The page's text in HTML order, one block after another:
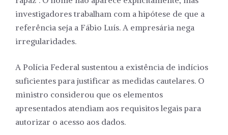
investigadores trabalham com a hipótese de que a
referência seja a Fábio Luís. A empresária nega
irregularidades.
A Polícia Federal sustentou a existência de indícios
suficientes para justificar as medidas cautelares. O
ministro considerou que os elementos
apresentados atendiam aos requisitos legais para
autorizar o acesso aos dados.